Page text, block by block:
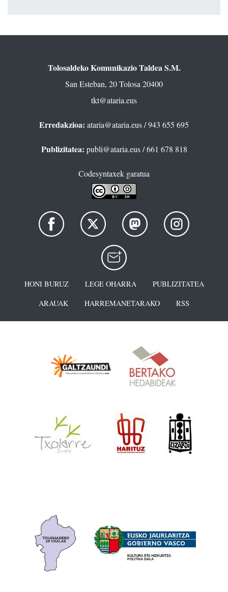
Tolosaldeko Komunikazio Taldea S.M.
San Esteban, 20 Tolosa 20400
tkt@ataria.eus
Erredakzioa: ataria@ataria.eus/ 943 655 695
Publizitatea: publi@ataria.eus/ 661 678 818
Codesyntaxek garatua
HONI BURUZ LEGE OHARRA
PUBLIZITATEA
ARAUAK
HARREMANETARAKO RSS